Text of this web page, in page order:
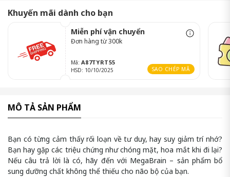
Khuyến mãi dành cho bạn
Miễn phí vận chuyển
Đơn hàng từ 300k
Mã: A87TYRT55
HSD: 10/10/2025 SAO CHÉP MÃ
MÔ TẢ SẢN PHẨM
Bạn có từng cảm thấy rối loạn về tư duy, hay suy giảm trí nhớ?
Bạn hay gặp các triệu chứng như chóng mặt, hoa mắt khi đi lại?
Nếu câu trả lời là có, hãy đến với MegaBrain – sản phẩm bổ
sung dưỡng chất không thể thiếu cho não bộ của bạn.